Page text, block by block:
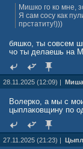
Мишко го ко мне,
Я сам сосу как
прстатиту!)))
бяшко, ты совсем
чо ты делаешь на
28.11.2025 (12:09) |
Волерко, а мы с
цыплаковщину по
27.11.2025 (21:23) |